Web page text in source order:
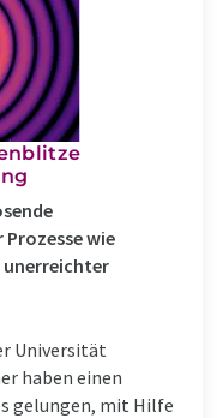
wie
unerreichter
Universität
haben einen
gelungen, mit Hilfe